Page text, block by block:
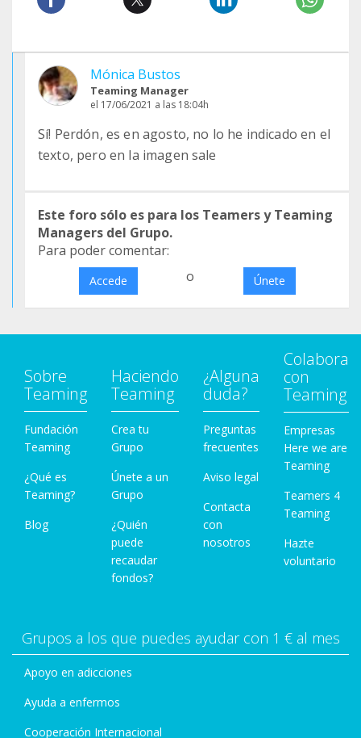
Mónica Bustos
Teaming Manager
el 17/06/2021 a las 18:04h
Sí! Perdón, es en agosto, no lo he indicado en el
texto, pero en la imagen sale
Este foro sólo es para los Teamers y Teaming
Managers del Grupo.
Para poder comentar:
Accede o Únete
Sobre
Teaming
Fundación
Teaming
¿Qué es
Teaming?
Blog
Haciendo
Teaming
Crea tu
Grupo
Únete a un
Grupo
¿Quién
puede
recaudar
fondos?
¿Alguna
duda?
Preguntas
frecuentes
Aviso legal
Contacta
con
nosotros
Colabora
con
Teaming
Empresas
Here we are
Teaming
Teamers 4
Teaming
Hazte
voluntario
Grupos a los que puedes ayudar con 1 € al mes
Apoyo en adicciones
Ayuda a enfermos
Cooperación Internacional